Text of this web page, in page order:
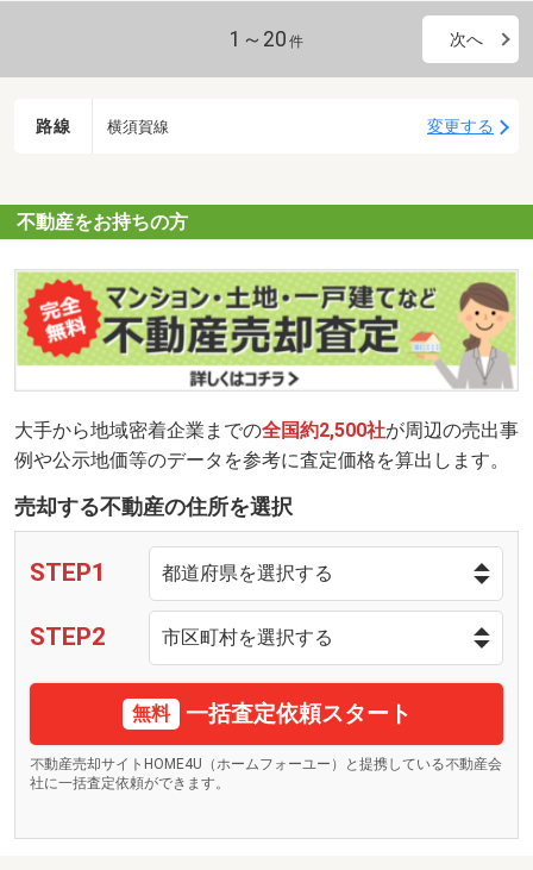
1～20 件 次へ
路線 横須賀線 変更する
不動産をお持ちの方
大手から地域密着企業までの全国約2,500社が周辺の売出事
例や公示地価等のデータを参考に査定価格を算出します。
売却する不動産の住所を選択
STEP1
STEP2
無料 一括査定依頼スタート
不動産売却サイトHOME4U（ホームフォーユー）と提携している不動産会
社に一括査定依頼ができます。